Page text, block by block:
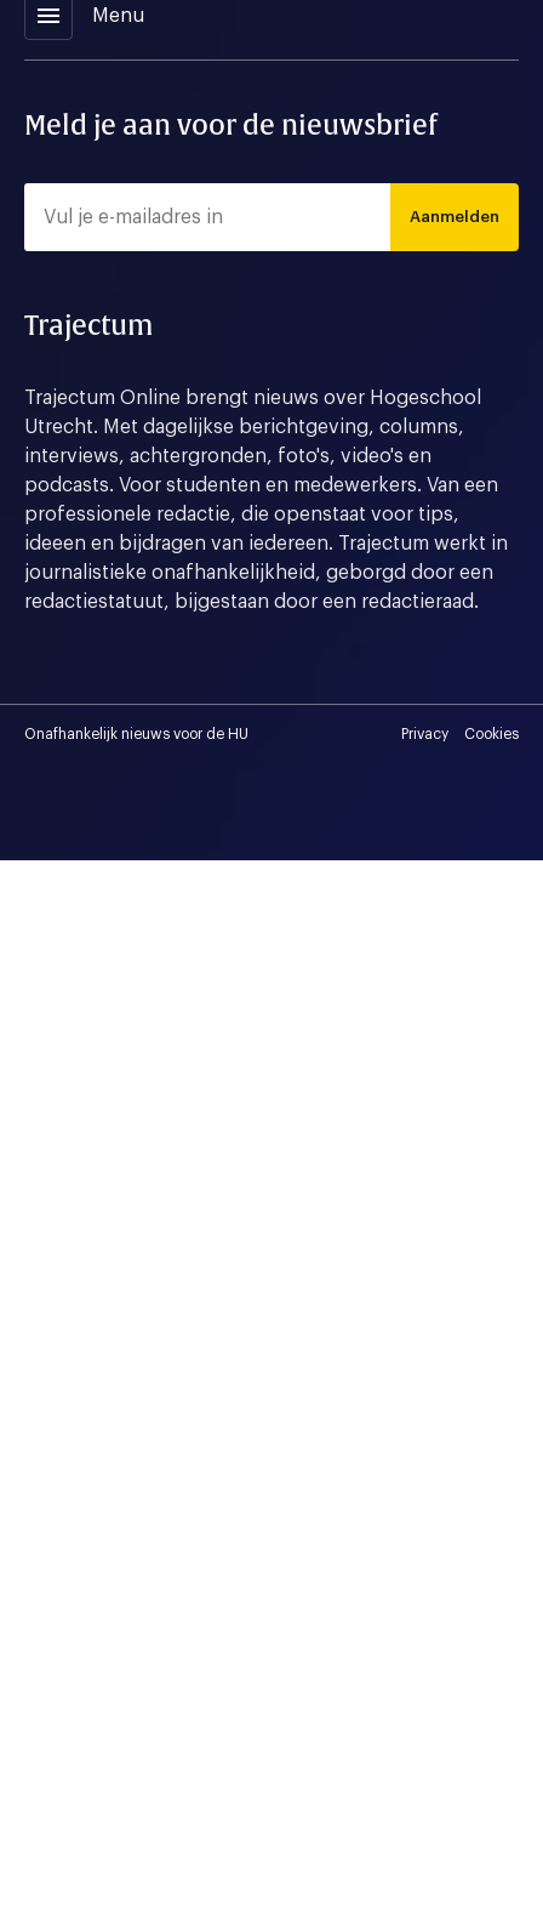
menu Menu
Meld je aan voor de nieuwsbrief
Aanmelden
Trajectum
Trajectum Online brengt nieuws over Hogeschool
Utrecht. Met dagelijkse berichtgeving, columns,
interviews, achtergronden, foto's, video's en
podcasts. Voor studenten en medewerkers. Van een
professionele redactie, die openstaat voor tips,
ideeen en bijdragen van iedereen. Trajectum werkt in
journalistieke onafhankelijkheid, geborgd door een
redactiestatuut, bijgestaan door een redactieraad.
Onafhankelijk nieuws voor de HU Privacy Cookies